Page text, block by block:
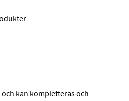
kan kompletteras och